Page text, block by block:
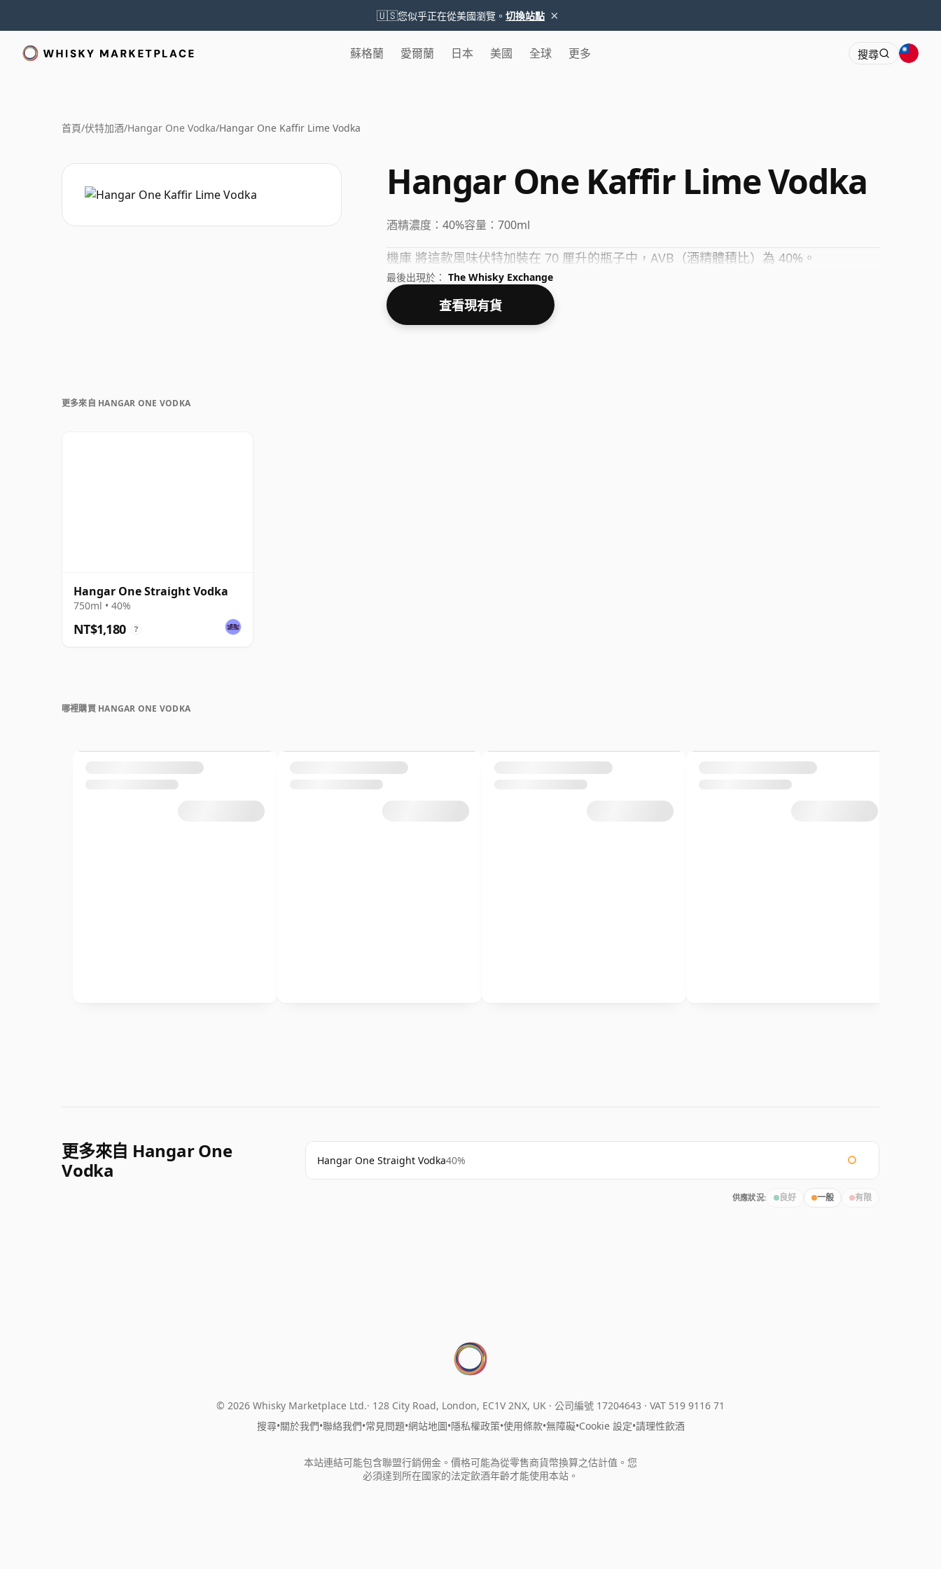
🇺🇸您似乎正在從美國瀏覽。 切換站點 ×
蘇格蘭 愛爾蘭 日本 美國 全球 更多 搜尋
首頁/伏特加酒/Hangar One Vodka/Hangar One Kaffir Lime Vodka
Hangar One Kaffir Lime Vodka
酒精濃度： 40%容量： 700ml
機庫 將這款風味伏特加裝在 70 厘升的瓶子中，AVB（酒精體積比）為 40%。
最後出現於： The Whisky Exchange
查看現有貨
更多來自 HANGAR ONE VODKA
Hangar One Straight Vodka
750ml • 40%
NT$1,180 ?
哪裡購買 HANGAR ONE VODKA
更多來自 Hangar One
Vodka
Hangar One Straight Vodka40%
供應狀況: 良好 一般 有限
© 2026 Whisky Marketplace Ltd. 128 City Road, London, EC1V 2NX, UK · 公司編號 17204643 · VAT 519 9116 71
搜尋•關於我們•聯絡我們•常見問題•網站地圖•隱私權政策•使用條款•無障礙•Cookie 設定•請理性飲酒
本站連結可能包含聯盟行銷佣金。價格可能為從零售商貨幣換算之估計值。您
必須達到所在國家的法定飲酒年齡才能使用本站。